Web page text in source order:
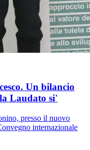
Un bilancio
Laudato si'
presso il nuovo
internazionale